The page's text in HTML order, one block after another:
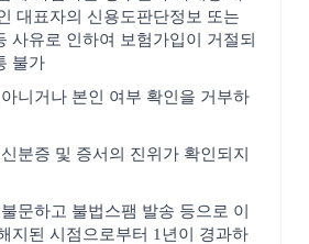
대표자의 신용도판단정보 또는
사유로 인하여 보험가입이 거절되
불가
니거나 본인 여부 확인을 거부하
분증 및 증서의 진위가 확인되지
문하고 불법스팸 발송 등으로 이
지된 시점으로부터 1년이 경과하